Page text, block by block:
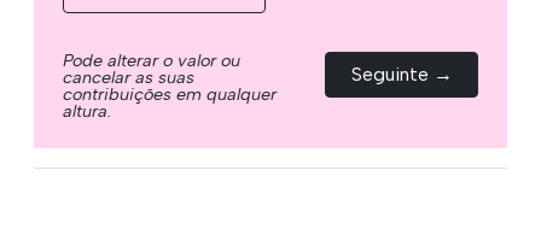
Pode alterar o valor ou
cancelar as suas
contribuições em qualquer
altura.
Seguinte →